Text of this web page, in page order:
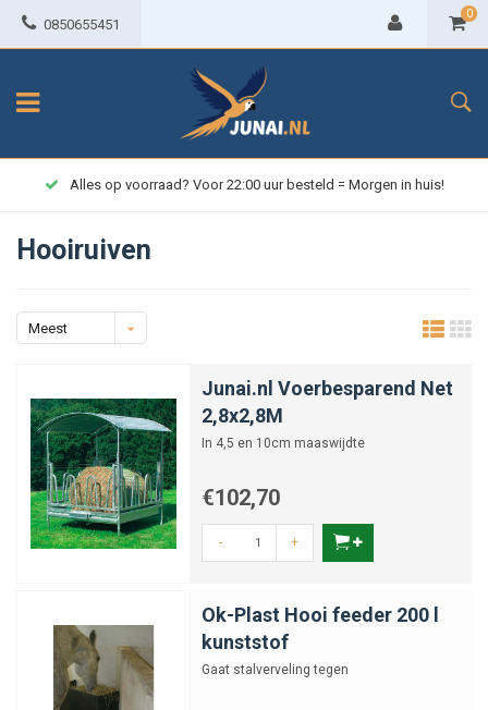
0850655451
0
Alles op voorraad? Voor 22:00 uur besteld = Morgen in huis!
Hooiruiven
Meest
Junai.nl Voerbesparend Net
2,8x2,8M
In 4,5 en 10cm maaswijdte
€102,70
- +
Ok-Plast Hooi feeder 200 l
kunststof
Gaat stalverveling tegen